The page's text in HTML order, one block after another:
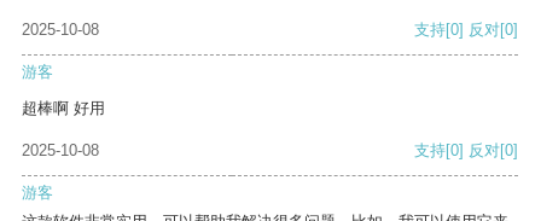
2025-10-08 支持[0] 反对[0]
游客
超棒啊 好用
2025-10-08 支持[0] 反对[0]
游客